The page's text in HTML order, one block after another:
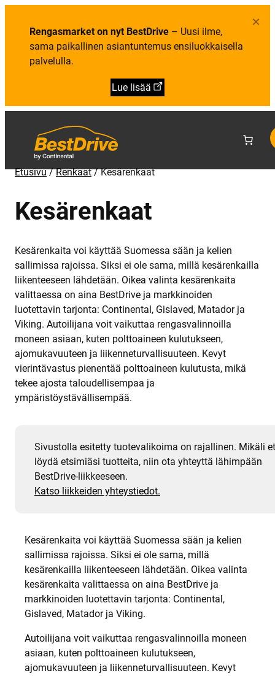
Rengasmarket on nyt BestDrive – Uusi ilme,
sama paikallinen asiantuntemus ensiluokkaisella
palvelulla.
Lue lisää
×
Etusivu/Renkaat/Kesärenkaat
Kesärenkaat
Kesärenkaita voi käyttää Suomessa sään ja kelien
sallimissa rajoissa. Siksi ei ole sama, millä kesärenkailla
liikenteeseen lähdetään. Oikea valinta kesärenkaita
valittaessa on aina BestDrive ja markkinoiden
luotettavin tarjonta: Continental, Gislaved, Matador ja
Viking. Autoilijana voit vaikuttaa rengasvalinnoilla
moneen asiaan, kuten polttoaineen kulutukseen,
ajomukavuuteen ja liikenneturvallisuuteen. Kevyt
vierintävastus pienentää polttoaineen kulutusta, mikä
tekee ajosta taloudellisempaa ja
ympäristöystävällisempää.
Sivustolla esitetty tuotevalikoima on rajallinen. Mikäli et
löydä etsimiäsi tuotteita, niin ota yhteyttä lähimpään
BestDrive-liikkeeseen.
Katso liikkeiden yhteystiedot.
Kesärenkaita voi käyttää Suomessa sään ja kelien
sallimissa rajoissa. Siksi ei ole sama, millä
kesärenkailla liikenteeseen lähdetään. Oikea valinta
kesärenkaita valittaessa on aina BestDrive ja
markkinoiden luotettavin tarjonta: Continental,
Gislaved, Matador ja Viking.
Autoilijana voit vaikuttaa rengasvalinnoilla moneen
asiaan, kuten polttoaineen kulutukseen,
ajomukavuuteen ja liikenneturvallisuuteen. Kevyt